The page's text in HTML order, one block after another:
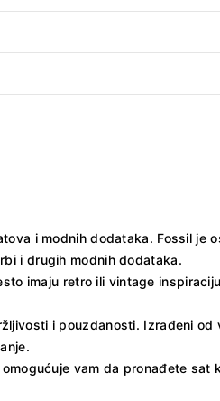
i modnih dodataka. Fossil je
i drugih modnih dodataka.
imaju retro ili vintage
i pouzdanosti. Izrađeni od
vam da pronađete sat